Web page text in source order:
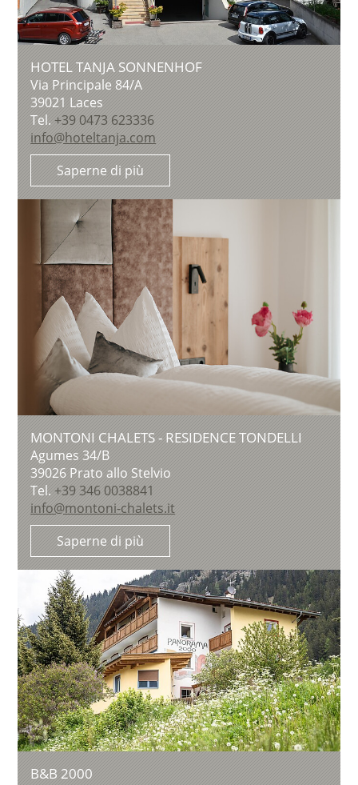
HOTEL TANJA SONNENHOF
Via Principale 84/A
39021 Laces
Tel.+39 0473 623336
info@hoteltanja.com
Saperne di più
MONTONI CHALETS - RESIDENCE TONDELLI
Agumes 34/B
39026 Prato allo Stelvio
Tel. +39 346 0038841
info@montoni-chalets.it
Saperne di più
B&B 2000